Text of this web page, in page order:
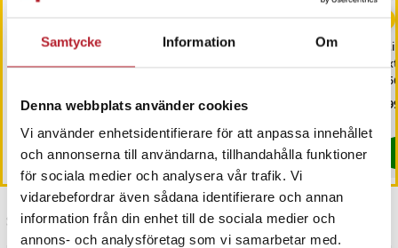
Samtycke Information Om
Denna webbplats använder cookies
Vi använder enhetsidentifierare för att anpassa innehållet
och annonserna till användarna, tillhandahålla funktioner
för sociala medier och analysera vår trafik. Vi
vidarebefordrar även sådana identifierare och annan
information från din enhet till de sociala medier och
annons- och analysföretag som vi samarbetar med.
Goobay Höghastighets
HDMI-kabel med
Pris:49 kr
49 kr
Köp
-60%
Trädgårdslampa /
uteplats
Nuvarande pris
59 krTidigare pris
59 kr 149 kr
I lager, levereras inom 1-2 vardagar
Köp
Senast besökta